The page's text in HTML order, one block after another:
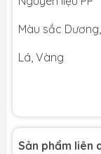
Màu sắc
Lá, Vàng
Sản phẩm liên